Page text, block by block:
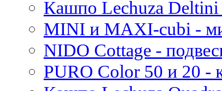
Кашпо Lechuza
MINI и MAXI-cubi -
NIDO Cottage -
PURO Color 50 и 20